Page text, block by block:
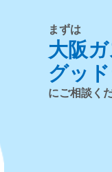
まずは
大阪
グッ
にご相談く